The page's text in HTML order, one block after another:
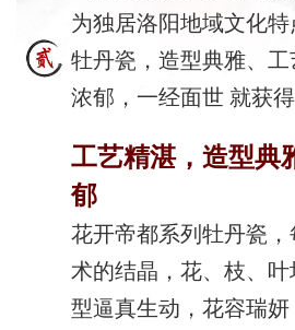
为独居洛阳地域文化
牡丹瓷，造型典雅、
浓郁，一经面世 就获得
工艺精湛，造型典
郁
花开帝都系列牡丹瓷
术的结晶，花、枝、
型逼真生动，花容瑞